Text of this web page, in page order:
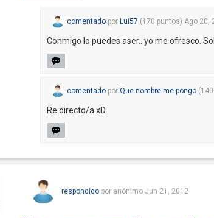
comentado por Lui57 (170 puntos) Ago 20,
Conmigo lo puedes aser.. yo me ofresco.
comentado por Que nombre me pongo (140
Re directo/a xD
respondido por anónimo Jun 21, 2012